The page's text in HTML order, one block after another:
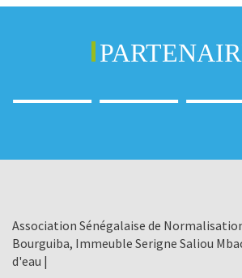
Association Sénégalaise de
Bourguiba, Immeuble Serigne Saliou
d'eau |